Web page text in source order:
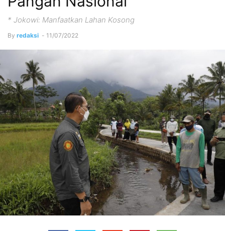
* Jokowi: Manfaatkan Lahan Kosong
By redaksi - 11/07/2022